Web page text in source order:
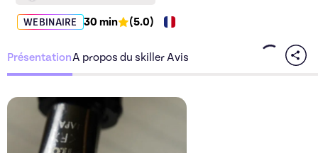
WEBINAIRE 30 min (5.0)
PrésentationA propos du skillerAvis